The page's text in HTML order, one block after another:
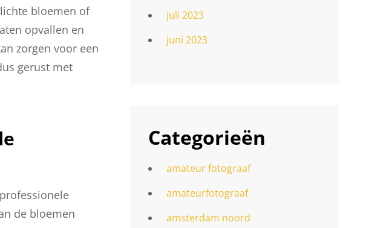
bloemen of
opvallen en
zorgen voor een
gerust met
de bloemen
juli 2023
juni 2023
Categorieën
amateur fotograaf
amateurfotograaf
amsterdam noord